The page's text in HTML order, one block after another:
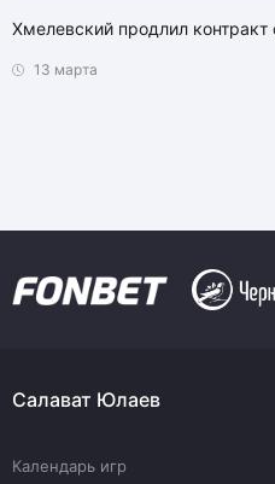
Хмелевский продлил
13 марта
Салават Юлаев
Календарь игр